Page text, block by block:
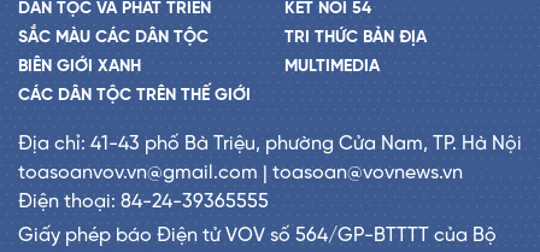
DÂN TỘC VÀ PHÁT TRIỂN
SẮC MÀU CÁC DÂN TỘC
BIÊN GIỚI XANH
CÁC DÂN TỘC TRÊN THẾ GIỚI
KẾT NỐI 54
TRI THỨC BẢN ĐỊA
MULTIMEDIA
Địa chỉ: 41-43 phố Bà Triệu, phường Cửa Nam, TP. Hà Nội
toasoanvov.vn@gmail.com | toasoan@vovnews.vn
Điện thoại: 84-24-39365555
Giấy phép báo Điện tử VOV số 564/GP-BTTTT của Bộ